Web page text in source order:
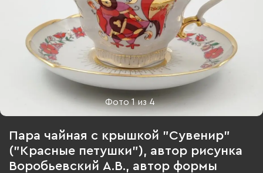
Фото1из4
Пара чайная с крышкой "Сувенир"
("Красные петушки"), автор рисунка
Воробьевский А.В., автор формы